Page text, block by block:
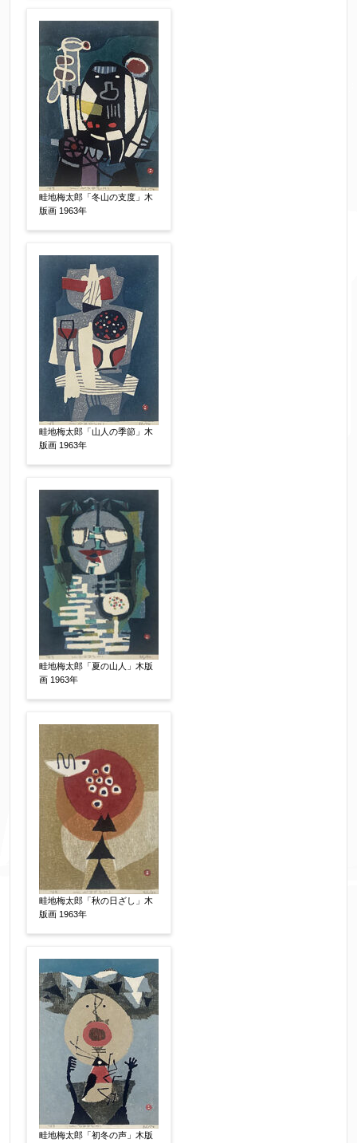
畦地梅太郎「冬山の支度」木
版画 1963年
畦地梅太郎「山人の季節」木
版画 1963年
畦地梅太郎「夏の山人」木版
画 1963年
畦地梅太郎「秋の日ざし」木
版画 1963年
畦地梅太郎「初冬の声」木版